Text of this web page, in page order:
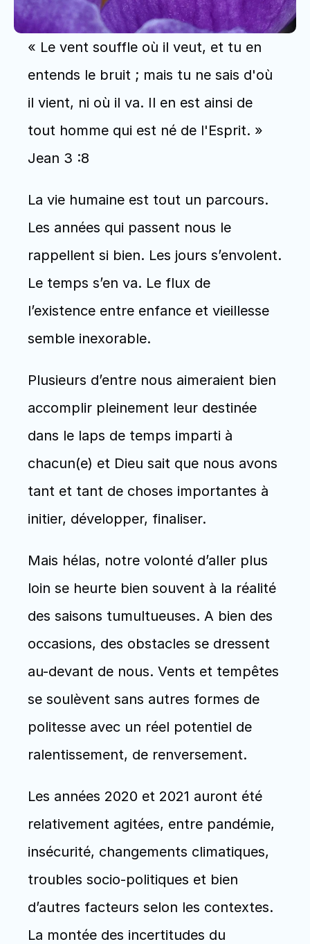
« Le vent souffle où il veut, et tu en
entends le bruit ; mais tu ne sais d'où
il vient, ni où il va. Il en est ainsi de
tout homme qui est né de l'Esprit. »
Jean 3 :8
La vie humaine est tout un parcours.
Les années qui passent nous le
rappellent si bien. Les jours s’envolent.
Le temps s’en va. Le flux de
l’existence entre enfance et vieillesse
semble inexorable.
Plusieurs d’entre nous aimeraient bien
accomplir pleinement leur destinée
dans le laps de temps imparti à
chacun(e) et Dieu sait que nous avons
tant et tant de choses importantes à
initier, développer, finaliser.
Mais hélas, notre volonté d’aller plus
loin se heurte bien souvent à la réalité
des saisons tumultueuses. A bien des
occasions, des obstacles se dressent
au-devant de nous. Vents et tempêtes
se soulèvent sans autres formes de
politesse avec un réel potentiel de
ralentissement, de renversement.
Les années 2020 et 2021 auront été
relativement agitées, entre pandémie,
insécurité, changements climatiques,
troubles socio-politiques et bien
d’autres facteurs selon les contextes.
La montée des incertitudes du